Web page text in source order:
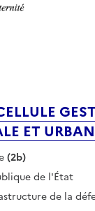
ET
(2b)
:de l'État
de la